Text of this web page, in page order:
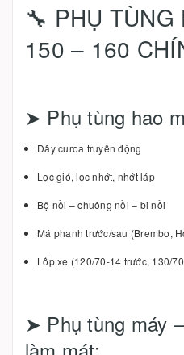
🔧 PHỤ TÙNG
150 – 160
➤ Phụ tùng hao
Dây curoa truyền động
Lọc gió, lọc nhớt, nhớt láp
Bộ nồi – chuông nồi – bi nồi
Má phanh trước/sau (Brembo,
Lốp xe (120/70-14 trước, 130/
➤ Phụ tùng máy